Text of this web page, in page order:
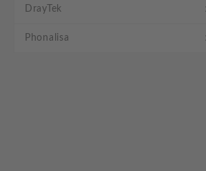
DrayTek
Phonalisa